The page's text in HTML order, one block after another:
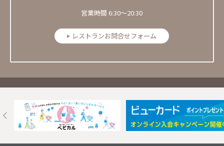
営業時間 6:30〜20:30
レストランお問合せフォーム